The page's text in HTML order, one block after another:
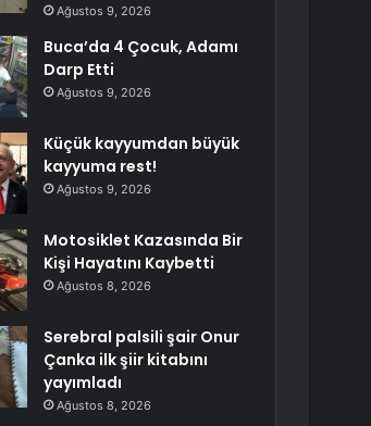
Ağustos 9, 2026
Buca’da 4 Çocuk, Adamı
Darp Etti
Ağustos 9, 2026
Küçük kayyumdan büyük
kayyuma rest!
Ağustos 9, 2026
Motosiklet Kazasında Bir
Kişi Hayatını Kaybetti
Ağustos 8, 2026
Serebral palsili şair Onur
Çanka ilk şiir kitabını
yayımladı
Ağustos 8, 2026